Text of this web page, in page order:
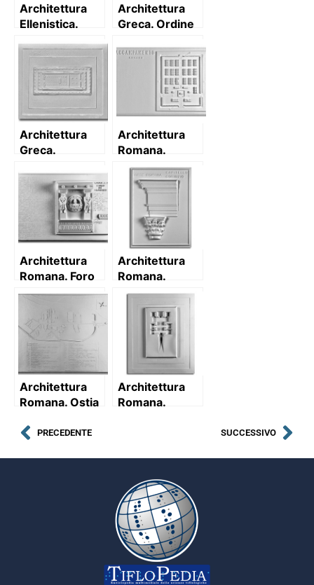
Architettura
Ellenistica.
tragico a
Pompei: pianta
Architettura
Greca. Ordine
Architettura
Greca.
pianta e
prospetto
Architettura
Romana.
Accampamento
romano: pianta
Architettura
Romana. Foro
di Traiano:
particolare del
fregio dei
portici
Architettura
Romana.
Ordine
Corinzio:
trabeazione e
capitello
Architettura
Romana. Ostia
planimetria
Architettura
Romana.
PRECEDENTE SUCCESSIVO